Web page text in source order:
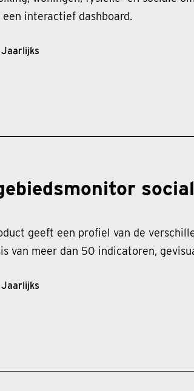
interactief dashboard.
geeft een profiel van de
van meer dan 50 indicatoren,